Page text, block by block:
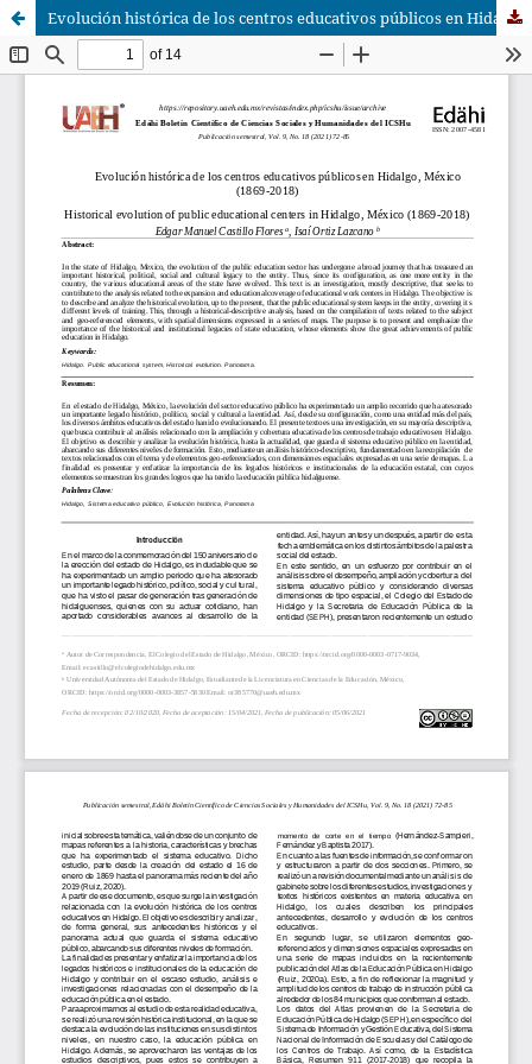
Evolución histórica de los centros educativos públicos en Hidalgo